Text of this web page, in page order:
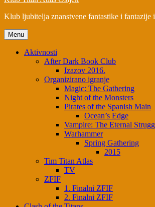
Klub ljubitelja znanstvene fantastike i fantazije
Menu
Aktivnosti
After Dark Book Club
Izazov 2016.
Organizirano igranje
Magic: The Gathering
Night of the Monsters
Pirates of the Spanish Main
Ocean’s Edge
Vampire: The Eternal
Warhammer
Spring Gathering
2015
Tim Titan Atlas
TV
ZFIF
1. Finalni ZFIF
2. Finalni ZFIF